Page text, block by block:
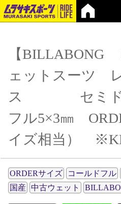
【BILLABONG
ェットスーツ
ス セミドラ
フル5×3㎜
イズ相当）
ORDERサイズ コールドフル
国産 中古ウェット